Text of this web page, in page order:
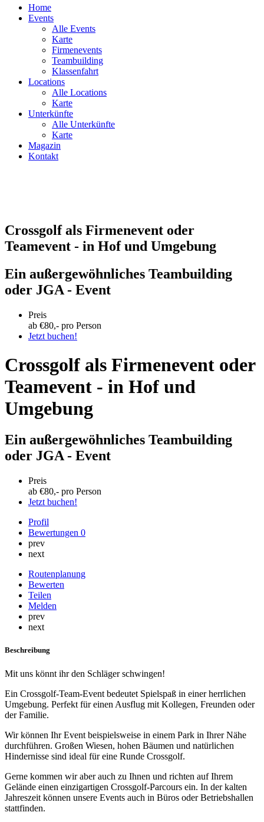
Home
Events
Alle Events
Karte
Firmenevents
Teambuilding
Klassenfahrt
Locations
Alle Locations
Karte
Unterkünfte
Alle Unterkünfte
Karte
Magazin
Kontakt
Crossgolf als Firmenevent oder
Teamevent - in Hof und Umgebung
Ein außergewöhnliches Teambuilding
oder JGA - Event
Preis
ab €80,- pro Person
Jetzt buchen!
Crossgolf als Firmenevent oder
Teamevent - in Hof und
Umgebung
Ein außergewöhnliches Teambuilding
oder JGA - Event
Preis
ab €80,- pro Person
Jetzt buchen!
Profil
Bewertungen 0
prev
next
Routenplanung
Bewerten
Teilen
Melden
prev
next
Beschreibung
Mit uns könnt ihr den Schläger schwingen!
Ein Crossgolf-Team-Event bedeutet Spielspaß in einer herrlichen
Umgebung. Perfekt für einen Ausflug mit Kollegen, Freunden oder
der Familie.
Wir können Ihr Event beispielsweise in einem Park in Ihrer Nähe
durchführen. Großen Wiesen, hohen Bäumen und natürlichen
Hindernisse sind ideal für eine Runde Crossgolf.
Gerne kommen wir aber auch zu Ihnen und richten auf Ihrem
Gelände einen einzigartigen Crossgolf-Parcours ein. In der kalten
Jahreszeit können unsere Events auch in Büros oder Betriebshallen
stattfinden.